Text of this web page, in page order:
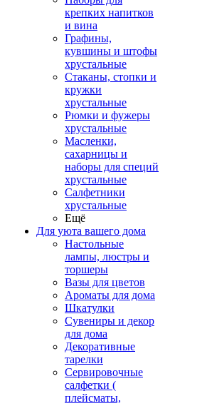
крепких напитков
и вина
Графины,
кувшины и штофы
хрустальные
Стаканы, стопки и
кружки
хрустальные
Рюмки и фужеры
хрустальные
Масленки,
сахарницы и
наборы для специй
хрустальные
Салфетники
хрустальные
Ещё
Для уюта вашего дома
Настольные
лампы, люстры и
торшеры
Вазы для цветов
Ароматы для дома
Шкатулки
Сувениры и декор
для дома
Декоративные
тарелки
Сервировочные
салфетки (
плейсматы,